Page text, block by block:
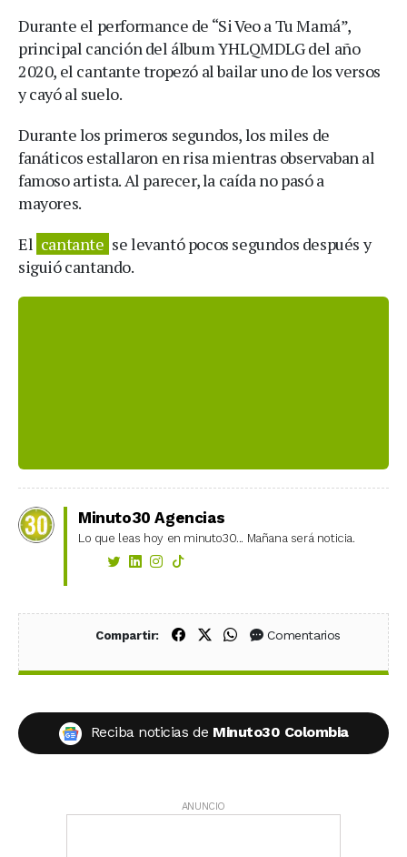
Durante el performance de “Si Veo a Tu Mamá”,
principal canción del álbum YHLQMDLG del año
2020, el cantante tropezó al bailar uno de los versos
y cayó al suelo.
Durante los primeros segundos, los miles de
fanáticos estallaron en risa mientras observaban al
famoso artista. Al parecer, la caída no pasó a
mayores.
El cantante se levantó pocos segundos después y
siguió cantando.
Minuto30 Agencias
Lo que leas hoy en minuto30... Mañana será noticia.
Compartir: Compartir en Facebook
Compartir en X (Twitter)
Compartir en WhatsApp
Comentarios
Reciba noticias de Minuto30 Colombia
ANUNCIO